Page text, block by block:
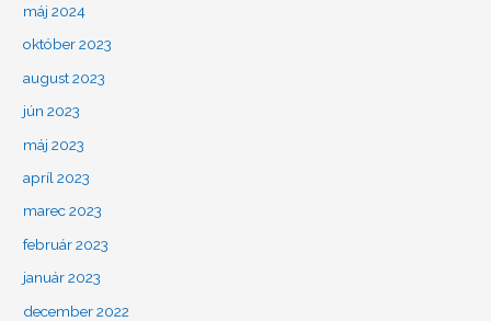
máj 2024
október 2023
august 2023
jún 2023
máj 2023
apríl 2023
marec 2023
február 2023
január 2023
december 2022